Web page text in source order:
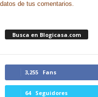
datos de tus comentarios.
Busca en Blogicasa.com
3,255 Fans
64 Seguidores